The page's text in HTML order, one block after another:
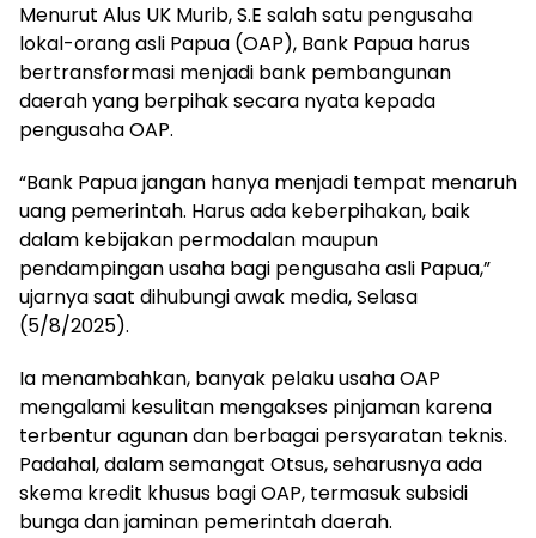
Menurut Alus UK Murib, S.E salah satu pengusaha
lokal-orang asli Papua (OAP), Bank Papua harus
bertransformasi menjadi bank pembangunan
daerah yang berpihak secara nyata kepada
pengusaha OAP.
“Bank Papua jangan hanya menjadi tempat menaruh
uang pemerintah. Harus ada keberpihakan, baik
dalam kebijakan permodalan maupun
pendampingan usaha bagi pengusaha asli Papua,”
ujarnya saat dihubungi awak media, Selasa
(5/8/2025).
Ia menambahkan, banyak pelaku usaha OAP
mengalami kesulitan mengakses pinjaman karena
terbentur agunan dan berbagai persyaratan teknis.
Padahal, dalam semangat Otsus, seharusnya ada
skema kredit khusus bagi OAP, termasuk subsidi
bunga dan jaminan pemerintah daerah.